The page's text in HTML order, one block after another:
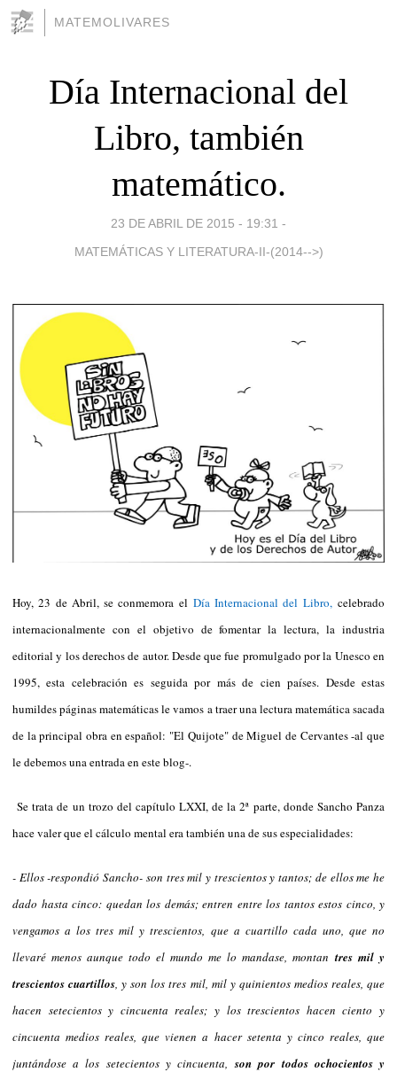
MATEMOLIVARES
Día Internacional del
Libro, también
matemático.
23 DE ABRIL DE 2015 - 19:31 -
MATEMÁTICAS Y LITERATURA-II-(2014-->)
Hoy, 23 de Abril, se conmemora el Día Internacional del Libro,celebrado
internacionalmente con el objetivo de fomentar la lectura, la industria
editorial y los derechos de autor. Desde que fue promulgado por la Unesco en
1995, esta celebración es seguida por más de cien países. Desde estas
humildes páginas matemáticas le vamos a traer una lectura matemática sacada
de la principal obra en español: "El Quijote" de Miguel de Cervantes -al que
le debemos una entrada en este blog-.
Se trata de un trozo del capítulo LXXI, de la 2ª parte, donde Sancho Panza
hace valer que el cálculo mental era también una de sus especialidades:
- Ellos -respondió Sancho- son tres mil y trescientos y tantos; de ellos me he
dado hasta cinco: quedan los demás; entren entre los tantos estos cinco, y
vengamos a los tres mil y trescientos, que a cuartillo cada uno, que no
llevaré menos aunque todo el mundo me lo mandase, montan tres mil y
trescientos cuartillos, y son los tres mil, mil y quinientos medios reales, que
hacen setecientos y cincuenta reales; y los trescientos hacen ciento y
cincuenta medios reales, que vienen a hacer setenta y cinco reales, que
juntándose a los setecientos y cincuenta,son por todos ochocientos y